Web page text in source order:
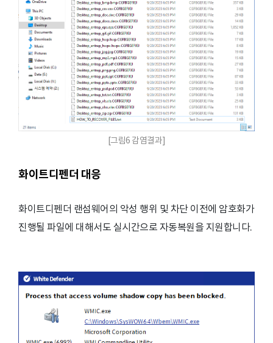
[그림6 감염결과]
화이트디펜더 대응
화이트디펜더 랜섬웨어의 악성 행위 및 차단 이전에 암호화가
진행될 파일에 대해서도 실시간으로 자동복원을 지원합니다.